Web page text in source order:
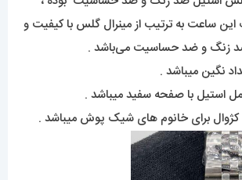
ساعت به ترتیب از مینرال گلس با کیفیت و
زنگ و ضد حساسیت می‌باشد .
نگین میباشد .
استیل با صفحه سفید میباشد .
برای خانوم های شیک پوش میباشد .